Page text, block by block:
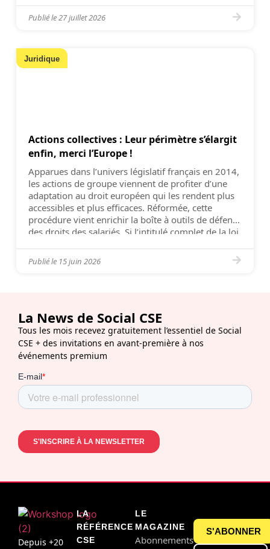
règlement intérieur n’est […]
Publié le27 juillet 2026
Juridique
Actions collectives : Leur périmètre s’élargit
enfin, merci l’Europe !
Apparues dans l’univers législatif français en 2014,
les actions de groupe viennent de profiter d’une
adaptation au droit européen qui les rendent plus
accessibles et plus efficaces. Réformée, cette
procédure vient enrichir la boîte à outils de défense
des droits des salariés. Si l’intitulé complet de la loi
dispositions d’adaptation […]
Publié le 15 juin 2026
La News de Social CSE
Tous les mois recevez gratuitement l’essentiel de Social
CSE + des invitations en avant-première à nos
événements premium
Depuis +20
LA
RÉFÉRENCE
CSE
LE
MAGAZINE
Abonnements
S'ABONNER